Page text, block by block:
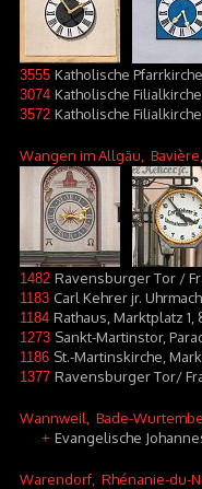
3555 Katholische
3074 Katholische
3572 Katholische
Wangen im Allgäu ,
1482 Ravensburger Tor /
1183 Carl Kehrer jr.
1184 Rathaus, Marktplatz
1273 Sankt-Martinstor,
1186 St.-Martinskirche,
1377 Ravensburger Tor/
Wannweil , Bade-
+ Evangelische
Warendorf , Rhénanie-du-